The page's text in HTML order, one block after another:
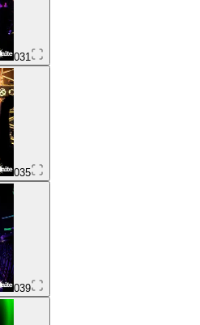
031
035
039